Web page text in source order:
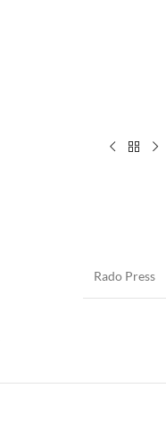
Rado Press